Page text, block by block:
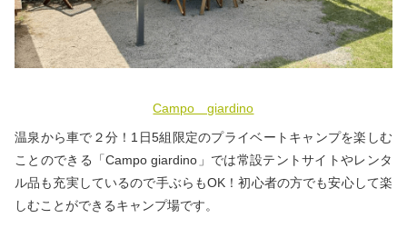
Campo giardino
温泉から車で２分！1日5組限定のプライベートキャンプを楽しむ
ことのできる「Campo giardino」では常設テントサイトやレンタ
ル品も充実しているので手ぶらもOK！初心者の方でも安心して楽
しむことができるキャンプ場です。